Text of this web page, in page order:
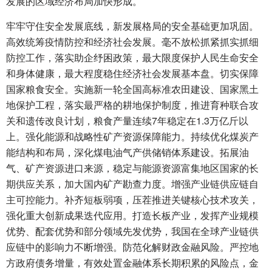
牢牢守住安全发展底线，新发展格局的安全基础更加巩固。
高效统筹疫情防控和经济社会发展。毫不放松抓紧抓实抓细
防控工作，落实助企纾困政策，最大限度保护人民生命安全
和身体健康，最大程度稳住经济社会发展基本盘。切实保障
国家粮食安全。实施新一轮全国高标准农田建设、国家黑土
地保护工程，落实最严格的耕地保护制度，推进育种联合攻
关和遗传改良计划，粮食产量连续7年稳定在1.3万亿斤以
上。强化能源和战略性矿产资源保障能力。持续优化煤炭产
能结构和布局，深化煤电油气产供储销体系建设。拓展油
气、矿产资源进口来源，稳定与能源资源富集地区国家的长
期供应关系，加大国内矿产勘查力度。增强产业链供应链自
主可控能力。补齐短板弱项，压茬推进关键核心技术攻关，
强化重大创新成果迭代应用。打造长板产业，发挥产业规模
优势、配套优势和部分领域先发优势，我国在全球产业链供
应链中的影响力不断增强。防范化解财政金融风险。严控地
方政府债务增量，有效处置金融体系长期积累的风险点，金